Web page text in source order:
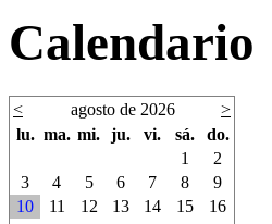
Calendario
< agosto de 2026
>
lu. ma. mi. ju. vi. sá.
do.
1
2
3
4 5 6 7 8
9
10
11 12 13 14 15
16